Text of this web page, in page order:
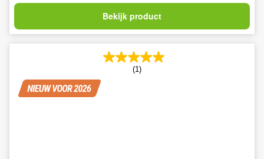
Bekijk product
(1)